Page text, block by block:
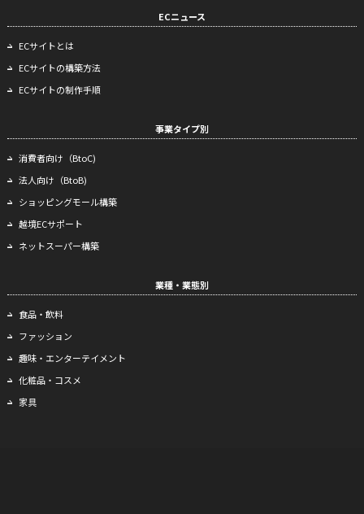
ECニュース
ECサイトとは
ECサイトの構築方法
ECサイトの制作手順
事業タイプ別
消費者向け（BtoC)
法人向け（BtoB)
ショッピングモール構築
越境ECサポート
ネットスーパー構築
業種・業態別
食品・飲料
ファッション
趣味・エンターテイメント
化粧品・コスメ
家具